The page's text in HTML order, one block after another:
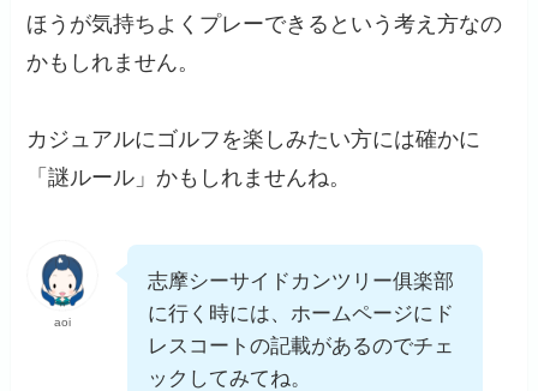
ほうが気持ちよくプレーできるという考え方なの
かもしれません。
カジュアルにゴルフを楽しみたい方には確かに
「謎ルール」かもしれませんね。
aoi
志摩シーサイドカンツリー俱楽部
に行く時には、ホームページにド
レスコートの記載があるのでチェ
ックしてみてね。